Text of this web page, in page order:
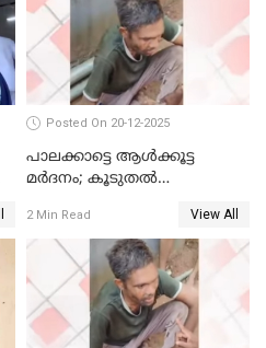
Posted On 20-12-2025
പാലക്കാട്ടെ ആള്‍ക്കൂട്ട
മര്‍ദനം; കൂടുതല്‍
അംഗ സംഘമെന്ന് വിവരം
2 Min Read View All